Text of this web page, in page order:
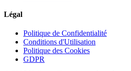
Légal
Politique de Confidentialité
Conditions d'Utilisation
Politique des Cookies
GDPR